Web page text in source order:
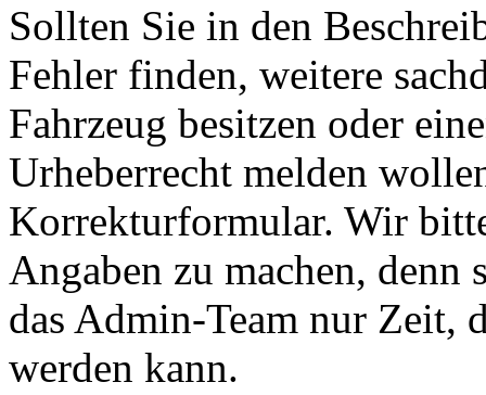
Sollten Sie in den
Fehler finden, weitere
Fahrzeug besitzen oder
Urheberrecht melden
Korrekturformular. Wir
Angaben zu machen,
das Admin-Team nur Zeit,
werden kann.